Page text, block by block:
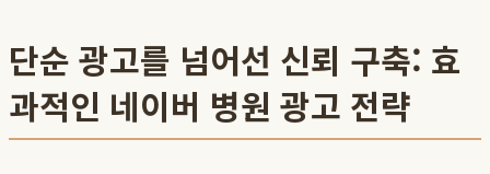
단순 광고를 넘어선 신뢰 구축: 효
과적인 네이버 병원 광고 전략